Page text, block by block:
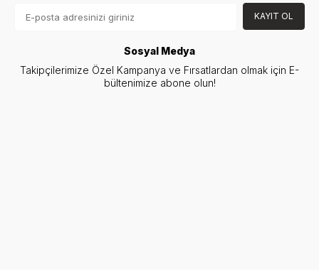
KAYIT OL
Sosyal Medya
Takipçilerimize Özel Kampanya ve Fırsatlardan olmak için E-
bültenimize abone olun!